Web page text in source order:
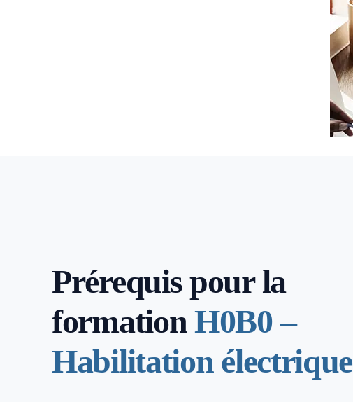
Prérequis pour la
formation H0B0 –
Habilitation électrique